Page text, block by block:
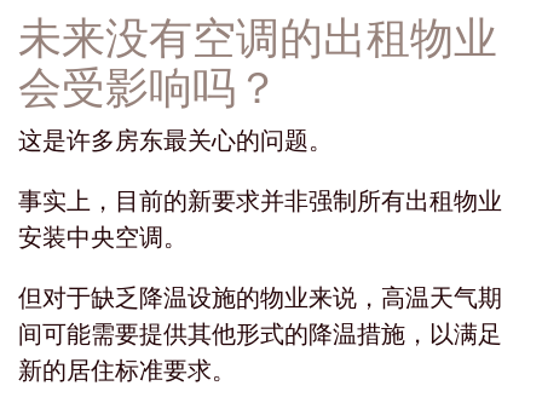
未来没有空调的出租物业
会受影响吗？
这是许多房东最关心的问题。
事实上，目前的新要求并非强制所有出租物业
安装中央空调。
但对于缺乏降温设施的物业来说，高温天气期
间可能需要提供其他形式的降温措施，以满足
新的居住标准要求。